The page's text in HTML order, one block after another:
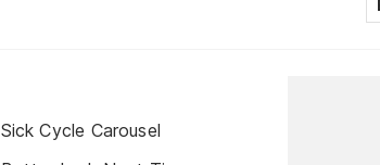
Sick Cycle Carousel